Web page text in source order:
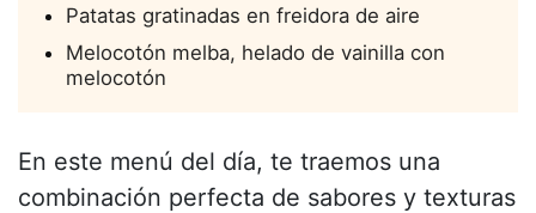
Patatas gratinadas en freidora de aire
Melocotón melba, helado de vainilla con
melocotón
En este menú del día, te traemos una
combinación perfecta de sabores y texturas